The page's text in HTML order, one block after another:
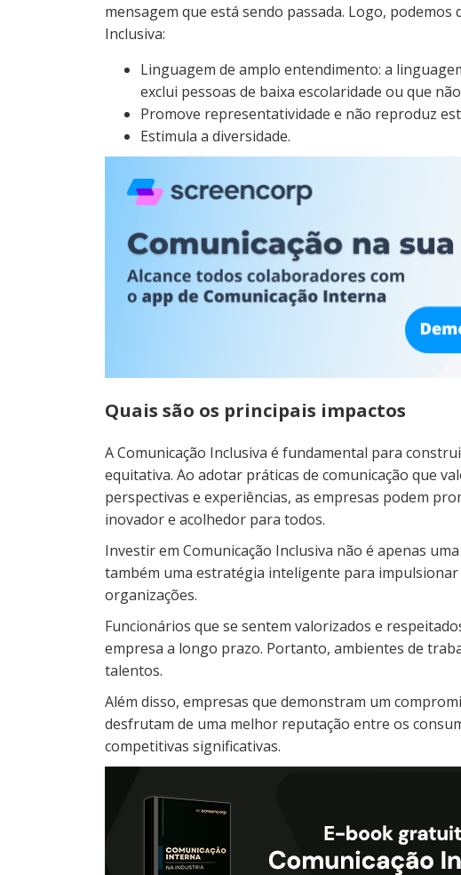
mensagem que está sendo passada. Logo,
Inclusiva:
Linguagem de amplo entendimento: a
exclui pessoas de baixa escolaridade ou que
Promove representatividade e não reproduz
Estimula a diversidade.
Quais são os principais impactos
A Comunicação Inclusiva é fundamental para
equitativa. Ao adotar práticas de comunicação que
perspectivas e experiências, as empresas podem
inovador e acolhedor para todos.
Investir em Comunicação Inclusiva não é apenas
também uma estratégia inteligente para impulsionar
organizações.
Funcionários que se sentem valorizados e
empresa a longo prazo. Portanto, ambientes de
talentos.
Além disso, empresas que demonstram um
desfrutam de uma melhor reputação entre os
competitivas significativas.